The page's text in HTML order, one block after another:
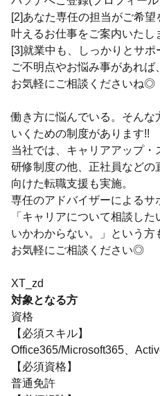
[2]あなた専任の担当がご希望
叶えるお仕事をご案内いたし
[3]就業中も、しっかりとサポ
ご不明点やお悩み事があれば、
お気軽にご相談くださいね◎
働き方に悩んでいる。そんな
いくための制度があります!!
当社では、キャリアアップ・
研修制度の他、正社員などの
向けた転職支援も実施。
専任のアドバイザーによるサ
「キャリアについて相談し
いかわからない。」という方
お気軽にご相談ください◎
XT_zd
対象となる方
資格
【必須スキル】
Office365/Microsoft365、
【必須資格】
普通免許